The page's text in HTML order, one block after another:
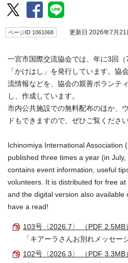
ページID 1061068 更新日 2026年7月21
一宮市国際交流協会では、年に3回
「かけはし」を発行しています。協
流情報などを、協会の親善ボランテ
し、作成しています。
市内公共施設での無料配布のほか、
ドもできますので、ぜひご覧ください
Ichinomiya International Association
published three times a year (in
contains event information, useful
volunteers. It is distributed for free
and the digital version also available
have a read!
103号〈2026.7〉 （PDF 2.5MB
「キアーラさんお別れメッセー
102号〈2026.3〉 （PDF 3.3MB